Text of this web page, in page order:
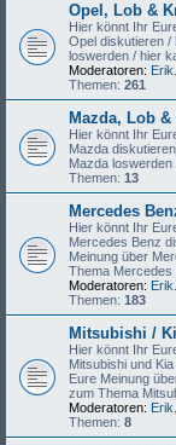
Opel, Lob &
Hier könnt Ihr
Opel diskutieren /
loswerden / hier
Moderatoren:
Themen: 261
Mazda, Lob
Hier könnt Ihr
Mazda
Mazda
Themen: 13
Mercedes
Hier könnt Ihr
Mercedes Benz
Meinung über
Thema Mercedes
Moderatoren:
Themen: 183
Mitsubishi /
Hier könnt Ihr
Mitsubishi und
Eure Meinung
zum Thema
Moderatoren:
Themen: 8